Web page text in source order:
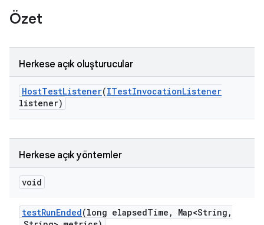
Özet
Herkese açık oluşturucular
HostTestListener(ITestInvocationListener
listener)
Herkese açık yöntemler
void
testRunEnded(long elapsedTime , Map<String ,